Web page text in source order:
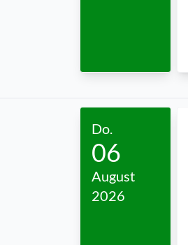
Do.
06
August
2026